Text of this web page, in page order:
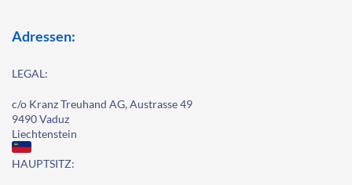
Adressen:
LEGAL:
c/o Kranz Treuhand AG, Austrasse 49
9490 Vaduz
Liechtenstein
HAUPTSITZ: